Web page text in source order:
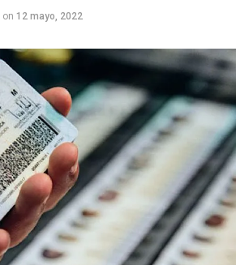
on 12 mayo, 2022